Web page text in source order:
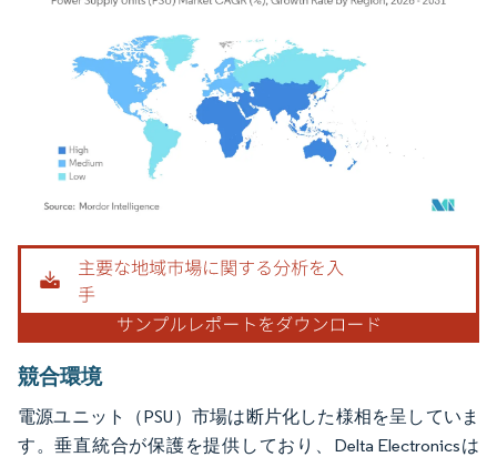
画像 © Mordor Intelligence。再利用にはCC BY 4.0の表示が必要です。
競合環境
電源ユニット（PSU）市場は断片化した様相を呈していま
す。垂直統合が保護を提供しており、Delta Electronicsは